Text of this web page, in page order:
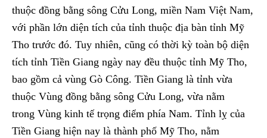
thuộc đồng bằng sông Cửu Long, miền Nam Việt Nam,
với phần lớn diện tích của tỉnh thuộc địa bàn tỉnh Mỹ
Tho trước đó. Tuy nhiên, cũng có thời kỳ toàn bộ diện
tích tỉnh Tiền Giang ngày nay đều thuộc tỉnh Mỹ Tho,
bao gồm cả vùng Gò Công. Tiền Giang là tỉnh vừa
thuộc Vùng đồng bằng sông Cửu Long, vừa nằm
trong Vùng kinh tế trọng điểm phía Nam. Tỉnh lỵ của
Tiền Giang hiện nay là thành phố Mỹ Tho, nằm